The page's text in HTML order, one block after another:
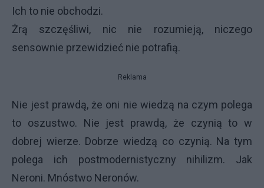
Ich to nie obchodzi.
Żrą szczęśliwi, nic nie rozumieją, niczego
sensownie przewidzieć nie potrafią.
Reklama
Nie jest prawdą, że oni nie wiedzą na czym polega
to oszustwo. Nie jest prawdą, że czynią to w
dobrej wierze. Dobrze wiedzą co czynią. Na tym
polega ich postmodernistyczny nihilizm. Jak
Neroni. Mnóstwo Neronów.